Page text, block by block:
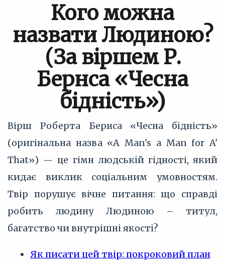
Кого можна
назвати Людиною?
(За віршем Р.
Бернса «Чесна
бідність»)
Вірш Роберта Бернса «Чесна бідність»
(оригінальна назва «A Man's a Man for A'
That») — це гімн людській гідності, який
кидає виклик соціальним умовностям.
Твір порушує вічне питання: що справді
робить людину Людиною – титул,
багатство чи внутрішні якості?
Як писати цей твір: покроковий план